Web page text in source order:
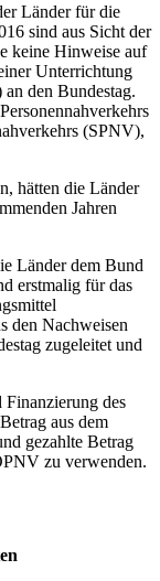
Länder für die
sind aus Sicht der
keine Hinweise auf
Unterrichtung
an den Bundestag.
(SPNV),
hätten die Länder
Jahren
Länder dem Bund
erstmalig für das
den Nachweisen
zugeleitet und
des
aus dem
gezahlte Betrag
zu verwenden.